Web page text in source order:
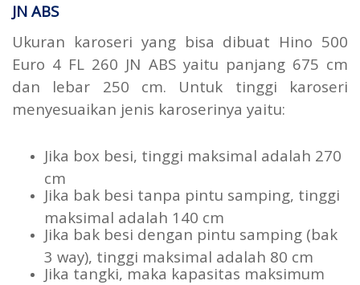
JN ABS
Ukuran karoseri yang bisa dibuat Hino 500
Euro 4 FL 260 JN ABS yaitu panjang 675 cm
dan lebar 250 cm. Untuk tinggi karoseri
menyesuaikan jenis karoserinya yaitu:
Jika box besi, tinggi maksimal adalah 270
cm
Jika bak besi tanpa pintu samping, tinggi
maksimal adalah 140 cm
Jika bak besi dengan pintu samping (bak
3 way), tinggi maksimal adalah 80 cm
Jika tangki, maka kapasitas maksimum